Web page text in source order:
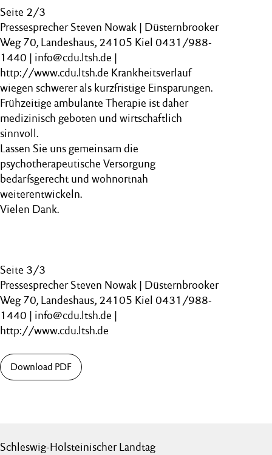
Seite 2/3
Pressesprecher Steven Nowak | Düsternbrooker
Weg 70, Landeshaus, 24105 Kiel 0431/988-
1440 | info@cdu.ltsh.de |
http://www.cdu.ltsh.de Krankheitsverlauf
wiegen schwerer als kurzfristige Einsparungen.
Frühzeitige ambulante Therapie ist daher
medizinisch geboten und wirtschaftlich
sinnvoll.
Lassen Sie uns gemeinsam die
psychotherapeutische Versorgung
bedarfsgerecht und wohnortnah
weiterentwickeln.
Vielen Dank.
Seite 3/3
Pressesprecher Steven Nowak | Düsternbrooker
Weg 70, Landeshaus, 24105 Kiel 0431/988-
1440 | info@cdu.ltsh.de |
http://www.cdu.ltsh.de
Download PDF
Schleswig-Holsteinischer Landtag